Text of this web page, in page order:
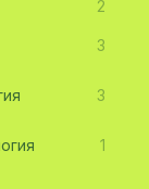
2
3
3
1